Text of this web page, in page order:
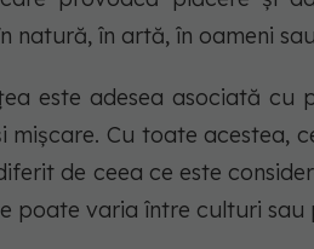
natură, în artă, în oameni
este adesea asociată
mișcare. Cu toate acestea,
de ceea ce este
poate varia între culturi sau